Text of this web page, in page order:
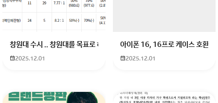
창원대 수시 .. 창원대를 목표로 하고 있는 09년생입니다 지금 제 내신이 5
2025.12.01
아이폰 16, 16프로 케이스 호환
2025.12.01